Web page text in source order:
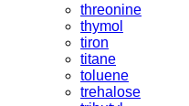
threonine
thymol
tiron
titane
toluene
trehalose